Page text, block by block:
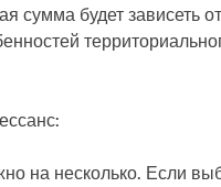
сумма будет зависеть
на несколько. Если